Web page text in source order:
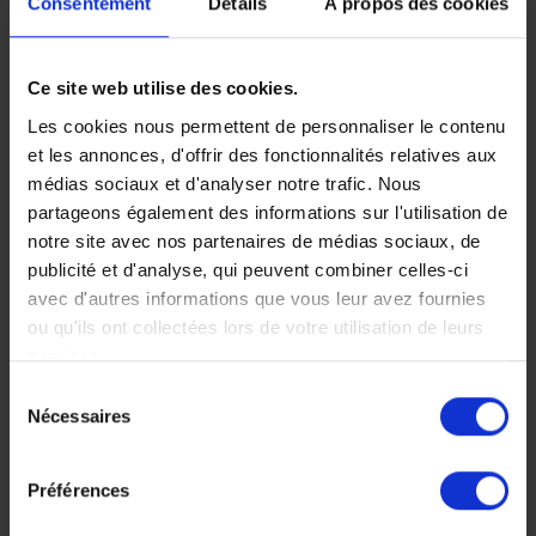
Ce site web utilise des cookies.
Les cookies nous permettent de personnaliser le contenu
et les annonces, d'offrir des fonctionnalités relatives aux
médias sociaux et d'analyser notre trafic. Nous
partageons également des informations sur l'utilisation de
notre site avec nos partenaires de médias sociaux, de
publicité et d'analyse, qui peuvent combiner celles-ci
avec d'autres informations que vous leur avez fournies
ou qu'ils ont collectées lors de votre utilisation de leurs
services.
Nécessaires
Préférences
Le Kruger en
réserve privée
et le Blyde
River Canyon
Une escapade en Afrique
du Sud ? Paysages
sauvage, un cocktail pour
000 €